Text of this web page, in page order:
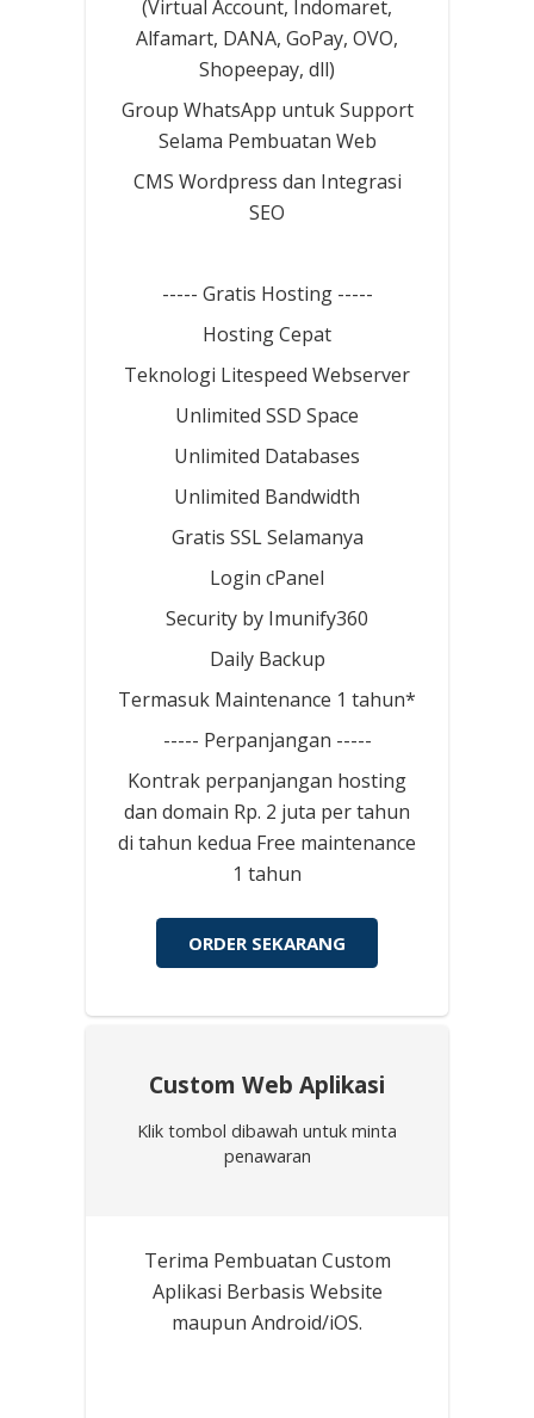
(Virtual Account, Indomaret,
Alfamart, DANA, GoPay, OVO,
Shopeepay, dll)
Group WhatsApp untuk Support
Selama Pembuatan Web
CMS Wordpress dan Integrasi
SEO
----- Gratis Hosting -----
Hosting Cepat
Teknologi Litespeed Webserver
Unlimited SSD Space
Unlimited Databases
Unlimited Bandwidth
Gratis SSL Selamanya
Login cPanel
Security by Imunify360
Daily Backup
Termasuk Maintenance 1 tahun*
----- Perpanjangan -----
Kontrak perpanjangan hosting
dan domain Rp. 2 juta per tahun
di tahun kedua Free maintenance
1 tahun
ORDER SEKARANG
Custom Web Aplikasi
Klik tombol dibawah untuk minta
penawaran
Terima Pembuatan Custom
Aplikasi Berbasis Website
maupun Android/iOS.